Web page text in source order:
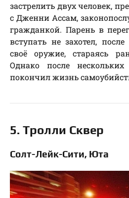
застрелить двух человек,
с Дженни Ассам,
гражданкой. Парень в
вступать не захотел,
своё оружие, стараясь
Однако после
покончил жизнь
5. Тролли Сквер
Солт-Лейк-Сити, Юта